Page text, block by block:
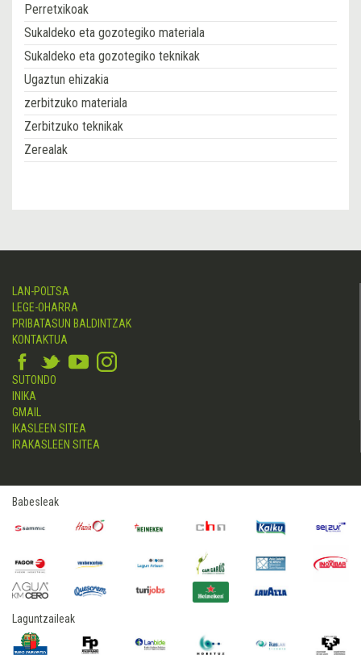
Perretxikoak
Sukaldeko eta gozotegiko materiala
Sukaldeko eta gozotegiko teknikak
Ugaztun ehizakia
zerbitzuko materiala
Zerbitzuko teknikak
Zerealak
LAN-POLTSA
LEGE-OHARRA
PRIBATASUN BALDINTZAK
KONTAKTUA
SUTONDO
INIKA
GMAIL
IKASLEEN SITEA
IRAKASLEEN SITEA
Babesleak
Laguntzaileak